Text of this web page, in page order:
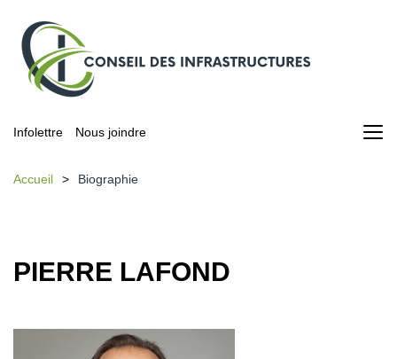
Infolettre Nous joindre
Accueil Biographie
PIERRE LAFOND